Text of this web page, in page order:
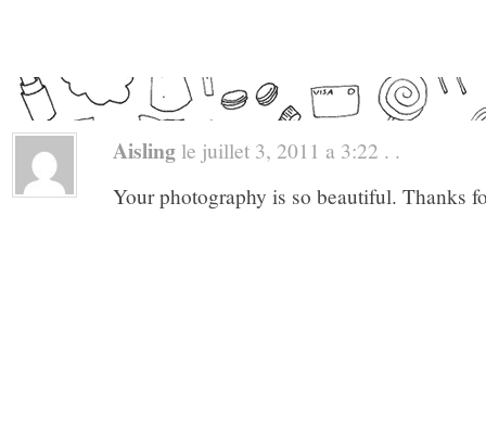
Aisling le juillet 3, 2011 a 3:22 . .
Your photography is so beautiful. Thanks